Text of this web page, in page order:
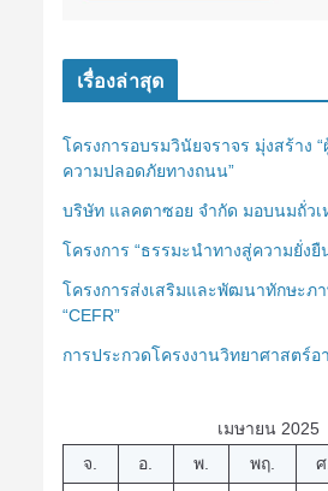
เรื่องล่าสุด
โครงการอบรมวินัยจราจร มุ่งสร้าง
ความปลอดภัยทางถนน”
บริษัท แลคตาซอย จำกัด มอบนมถั่วเ
โครงการ “ธรรมะนำทางสู่ความยั่งยื
โครงการส่งเสริมและพัฒนาทักษะภ
“CEFR”
การประกวดโครงงานวิทยาศาสตร์
เมษายน 2025
จ.
อ. พ. พฤ.